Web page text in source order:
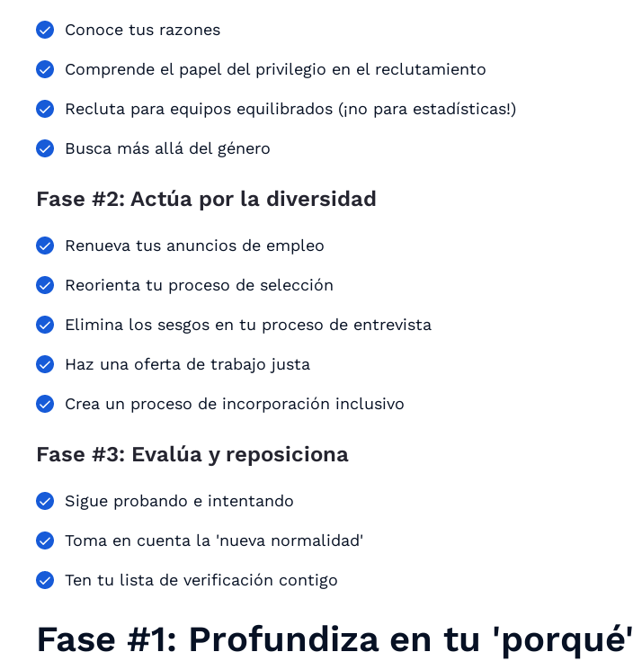
Conoce tus razones
Comprende el papel del privilegio en el reclutamiento
Recluta para equipos equilibrados (¡no para estadísticas!)
Busca más allá del género
Fase #2: Actúa por la diversidad
Renueva tus anuncios de empleo
Reorienta tu proceso de selección
Elimina los sesgos en tu proceso de entrevista
Haz una oferta de trabajo justa
Crea un proceso de incorporación inclusivo
Fase #3: Evalúa y reposiciona
Sigue probando e intentando
Toma en cuenta la 'nueva normalidad'
Ten tu lista de verificación contigo
Fase #1: Profundiza en tu 'porqué'